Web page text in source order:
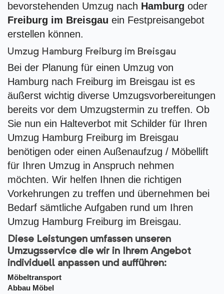
bevorstehenden Umzug nach Hamburg oder
Freiburg im Breisgau ein Festpreisangebot
erstellen können.
Umzug Hamburg Freiburg im Breisgau
Bei der Planung für einen Umzug von
Hamburg nach Freiburg im Breisgau ist es
äußerst wichtig diverse Umzugsvorbereitungen
bereits vor dem Umzugstermin zu treffen. Ob
Sie nun ein Halteverbot mit Schilder für Ihren
Umzug Hamburg Freiburg im Breisgau
benötigen oder einen Außenaufzug / Möbellift
für Ihren Umzug in Anspruch nehmen
möchten. Wir helfen Ihnen die richtigen
Vorkehrungen zu treffen und übernehmen bei
Bedarf sämtliche Aufgaben rund um Ihren
Umzug Hamburg Freiburg im Breisgau.
Diese Leistungen umfassen unseren
Umzugsservice die wir in Ihrem Angebot
individuell anpassen und aufführen:
Möbeltransport
Abbau Möbel